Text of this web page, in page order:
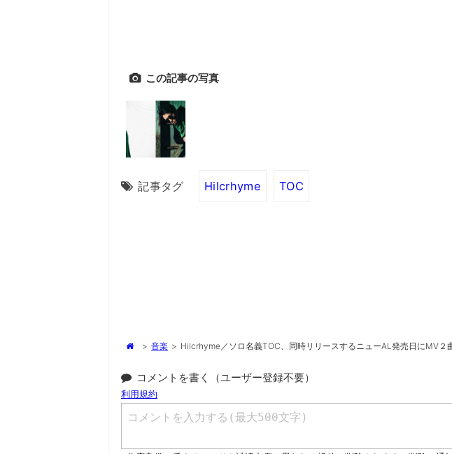
この記事の写真
記事タグ Hilcrhyme TOC
> 音楽 > Hilcrhyme／ソロ名義TOC、同時リリースするニューAL発売日にMV２
コメントを書く（ユーザー登録不要）